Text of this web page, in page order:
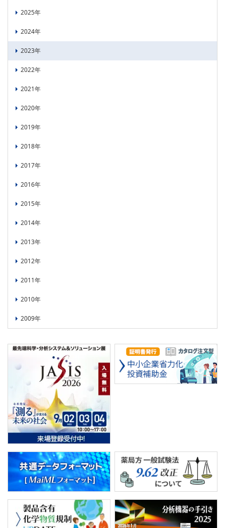
プレスリリース
2025年
2024年
2023年
2022年
2021年
2020年
2019年
2018年
2017年
2016年
2015年
2014年
2013年
2012年
2011年
2010年
2009年